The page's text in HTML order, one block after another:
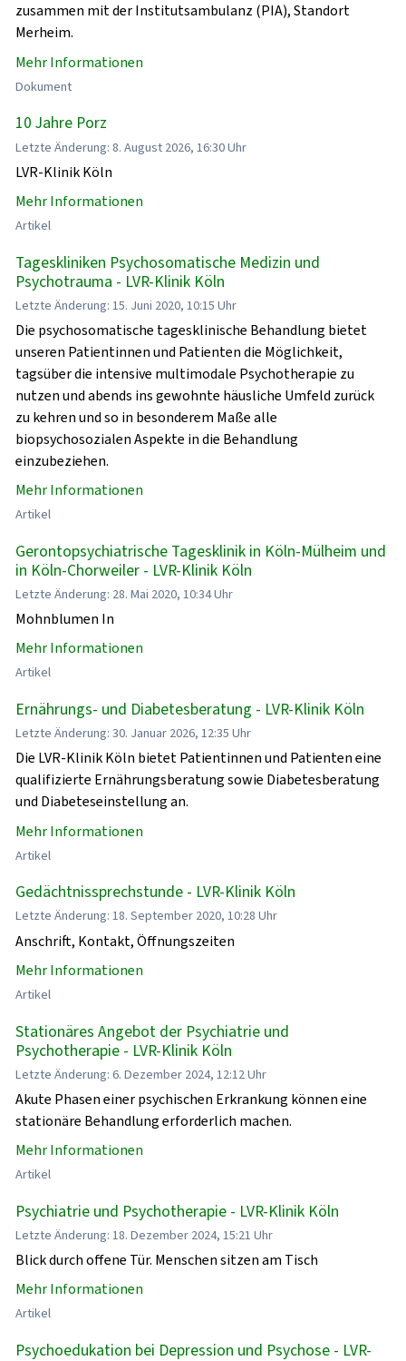
zusammen mit der Institutsambulanz (PIA), Standort
Merheim.
Mehr Informationen
Dokument
10 Jahre Porz
Letzte Änderung: 8. August 2026, 16:30 Uhr
LVR-Klinik Köln
Mehr Informationen
Artikel
Tageskliniken Psychosomatische Medizin und
Psychotrauma - LVR-Klinik Köln
Letzte Änderung: 15. Juni 2020, 10:15 Uhr
Die psychosomatische tagesklinische Behandlung bietet
unseren Patientinnen und Patienten die Möglichkeit,
tagsüber die intensive multimodale Psychotherapie zu
nutzen und abends ins gewohnte häusliche Umfeld zurück
zu kehren und so in besonderem Maße alle
biopsychosozialen Aspekte in die Behandlung
einzubeziehen.
Mehr Informationen
Artikel
Gerontopsychiatrische Tagesklinik in Köln-Mülheim und
in Köln-Chorweiler - LVR-Klinik Köln
Letzte Änderung: 28. Mai 2020, 10:34 Uhr
Mohnblumen In
Mehr Informationen
Artikel
Ernährungs- und Diabetesberatung - LVR-Klinik Köln
Letzte Änderung: 30. Januar 2026, 12:35 Uhr
Die LVR-Klinik Köln bietet Patientinnen und Patienten eine
qualifizierte Ernährungsberatung sowie Diabetesberatung
und Diabeteseinstellung an.
Mehr Informationen
Artikel
Gedächtnissprechstunde - LVR-Klinik Köln
Letzte Änderung: 18. September 2020, 10:28 Uhr
Anschrift, Kontakt, Öffnungszeiten
Mehr Informationen
Artikel
Stationäres Angebot der Psychiatrie und
Psychotherapie - LVR-Klinik Köln
Letzte Änderung: 6. Dezember 2024, 12:12 Uhr
Akute Phasen einer psychischen Erkrankung können eine
stationäre Behandlung erforderlich machen.
Mehr Informationen
Artikel
Psychiatrie und Psychotherapie - LVR-Klinik Köln
Letzte Änderung: 18. Dezember 2024, 15:21 Uhr
Blick durch offene Tür. Menschen sitzen am Tisch
Mehr Informationen
Artikel
Psychoedukation bei Depression und Psychose - LVR-